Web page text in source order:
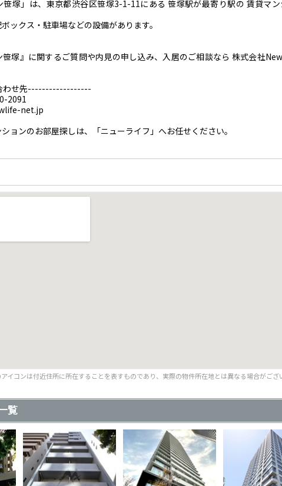
笹塚」は、東京都渋谷区笹塚3-1-11にある 笹塚駅が最寄り駅の 賃貸マ
ックス・駐車場などの設備があります。
笹塚』に関するご質問や内見の申し込み、入居のご相談なら 株式会社
わせ先------------------
2091
net.jp
ョンのお部屋探しは、「ニューライフ」へお任せください。
イコンは付近住所に所在することを表すものであり、実際の物件所在地とは異なる場合がござ
覧